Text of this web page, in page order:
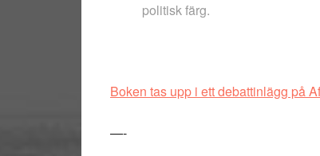
politisk färg.
Boken tas upp i ett debattinlägg på
—-